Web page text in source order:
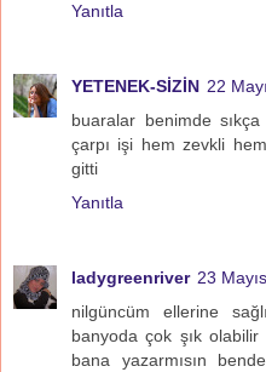
Yanıtla
YETENEK-SİZİN 22
buaralar benimde
çarpı işi hem zevkli
gitti
Yanıtla
ladygreenriver 23
nilgüncüm ellerine
banyoda çok şık
bana yazarmısın